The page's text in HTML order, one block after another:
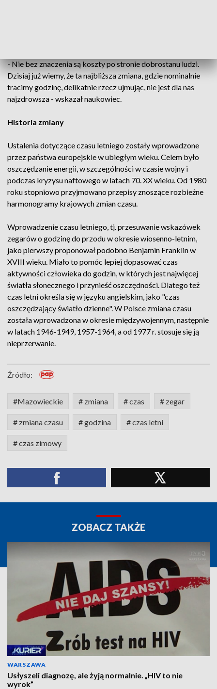
- Nie bez znaczenia są koszty po stronie dobrostanu ludzi.
Dzisiaj już wiemy, że ta najbliższa zmiana, gdzie nominalnie
tracimy godzinę, delikatnie rzecz ujmując, nie jest dla nas
najzdrowsza - wskazał naukowiec.
Historia zmiany
Ustalenia dotyczące czasu letniego zostały wprowadzone
przez państwa europejskie w ubiegłym wieku. Celem było
oszczędzanie energii, w szczególności w czasie wojny i
podczas kryzysu naftowego w latach 70. XX wieku. Od 1980
roku stopniowo przyjmowano przepisy znoszące rozbieżne
harmonogramy krajowych zmian czasu.
Wprowadzenie czasu letniego, tj. przesuwanie wskazówek
zegarów o godzinę do przodu w okresie wiosenno-letnim,
jako pierwszy proponował podobno Benjamin Franklin w
XVIII wieku. Miało to pomóc lepiej dopasować czas
aktywności człowieka do godzin, w których jest najwięcej
światła słonecznego i przynieść oszczędności. Dlatego też
czas letni określa się w języku angielskim, jako "czas
oszczędzający światło dzienne". W Polsce zmiana czasu
została wprowadzona w okresie międzywojennym, następnie
w latach 1946-1949, 1957-1964, a od 1977 r. stosuje się ją
nieprzerwanie.
Źródło:
#Mazowieckie # zmiana # czas # zegar
# zmiana czasu # godzina # czas letni
# czas zimowy
ZOBACZ TAKŻE
WARSZAWA
Usłyszeli diagnozę, ale żyją normalnie. „HIV to nie
wyrok”